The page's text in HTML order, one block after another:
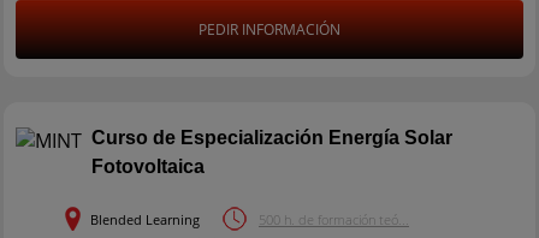
PEDIR INFORMACIÓN
Curso de Especialización Energía Solar
Fotovoltaica
Blended Learning 500 h. de formación teó...